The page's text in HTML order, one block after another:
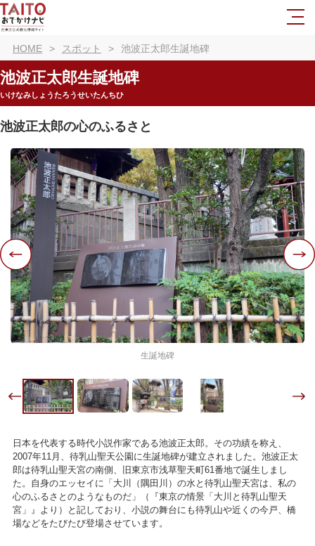
HOME スポット 池波正太郎生誕地碑
池波正太郎生誕地碑
いけなみしょうたろうせいたんちひ
池波正太郎の心のふるさと
生誕地碑
日本を代表する時代小説作家である池波正太郎。その功績を称え、
2007年11月、待乳山聖天公園に生誕地碑が建立されました。池波正太
郎は待乳山聖天宮の南側、旧東京市浅草聖天町61番地で誕生しまし
た。自身のエッセイに「大川（隅田川）の水と待乳山聖天宮は、私の
心のふるさとのようなものだ」（『東京の情景「大川と待乳山聖天
宮」』より）と記しており、小説の舞台にも待乳山や近くの今戸、橋
場などをたびたび登場させています。